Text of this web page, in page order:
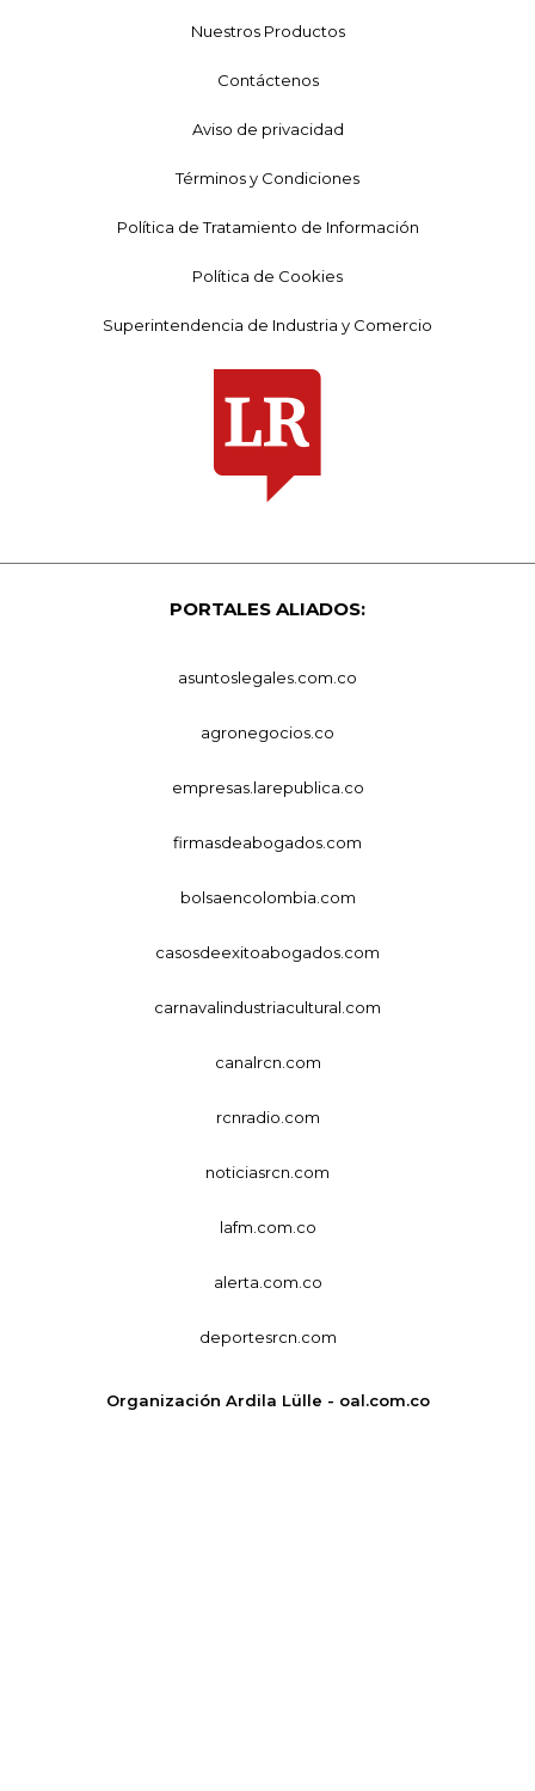
Nuestros Productos
Contáctenos
Aviso de privacidad
Términos y Condiciones
Política de Tratamiento de Información
Política de Cookies
Superintendencia de Industria y Comercio
PORTALES ALIADOS:
asuntoslegales.com.co
agronegocios.co
empresas.larepublica.co
firmasdeabogados.com
bolsaencolombia.com
casosdeexitoabogados.com
carnavalindustriacultural.com
canalrcn.com
rcnradio.com
noticiasrcn.com
lafm.com.co
alerta.com.co
deportesrcn.com
Organización Ardila Lülle - oal.com.co